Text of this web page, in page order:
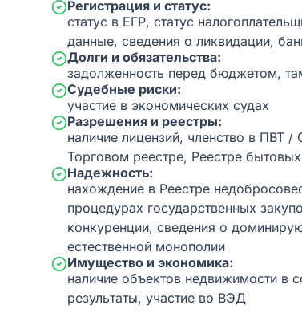
Регистрация и статус:
статус в ЕГР, статус
данные, сведения о ликвидации,
Долги и обязательства:
задолженность перед бюджетом,
Судебные риски:
участие в экономических судах
Разрешения и реестры:
наличие лицензий, членство в ПВТ
Торговом реестре, Реестре
Надежность:
нахождение в Реестре
процедурах государственных
конкуренции, сведения о
естественной монополии
Имущество и экономика:
наличие объектов недвижимости в
результаты, участие во ВЭД